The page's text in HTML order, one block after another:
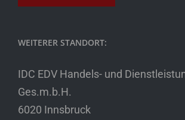
WEITERER STANDORT:
IDC EDV Handels- und
Ges.m.b.H.
6020 Innsbruck